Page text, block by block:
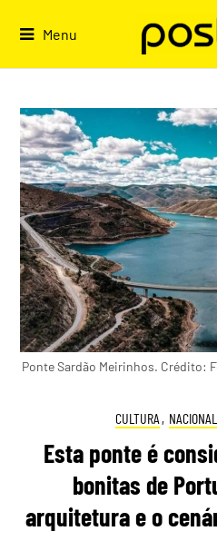
Menu
Ponte Sardão Meirinhos. Crédito:
CULTURA , NACIONAL
Esta ponte é
bonitas de
arquitetura e o